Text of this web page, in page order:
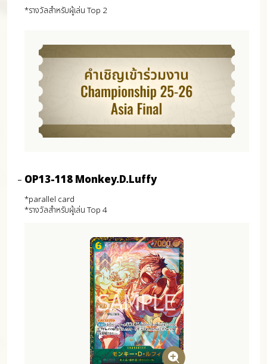
*รางวัลสำหรับผู้เล่น Top 2
OP13-118 Monkey.D.Luffy
*parallel card
*รางวัลสำหรับผู้เล่น Top 4